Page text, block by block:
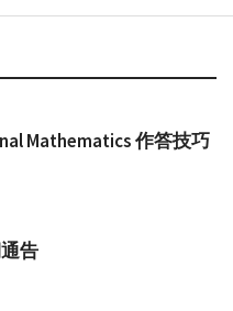
Mathematics 作答技巧
告